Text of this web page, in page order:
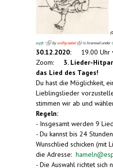
(
zupft."
(link is external)
bywolfgraebel is licensed under
30.12.2020: 19.00 Uhr
Zoom: 3. Lieder-
das Lied des Tages!
Du hast die Möglichkeit,
Lieblingslieder
stimmen wir ab und
Regeln:
- Insgesamt werden 9
- Du kannst bis 24
Wunschlied schicken (mit
die Adresse:
- Die Auswahl richtet sich